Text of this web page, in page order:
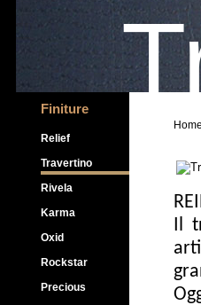
Finiture
Relief
Travertino
Rivela
Karma
Oxid
Rockstar
Precious
Home
Il